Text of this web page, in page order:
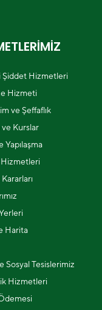
Şiddet Hizmetleri
Hizmeti
ve Şeffaflık
Kurslar
Yapılaşma
Harita
Sosyal Tesislerimiz
Hizmetleri